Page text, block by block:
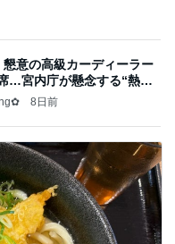
意の高級カーディーラー
…宮内庁が懸念する“熱心
8日前